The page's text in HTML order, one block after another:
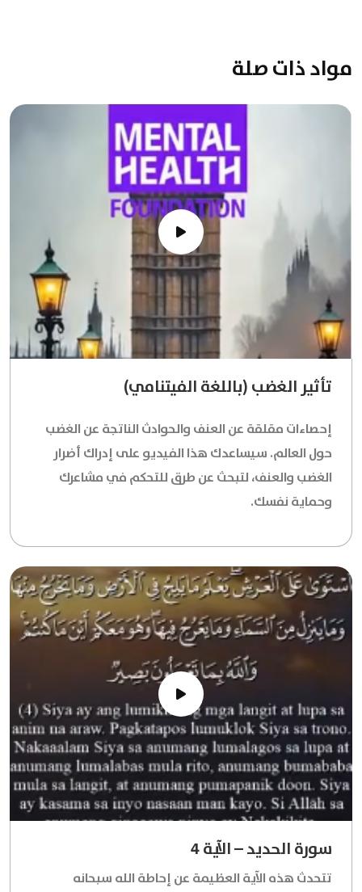
مواد ذات صلة
تأثير الغضب (باللغة الفيتنامي)
إحصاءات مقلقة عن العنف والحوادث الناتجة عن الغضب
حول العالم. سيساعدك هذا الفيديو على إدراك أضرار
الغضب والعنف، لتبحث عن طرق للتحكم في مشاعرك
وحماية نفسك.
سورة الحديد – الآية 4
تتحدث هذه الآية العظيمة عن إحاطة الله سبحانه